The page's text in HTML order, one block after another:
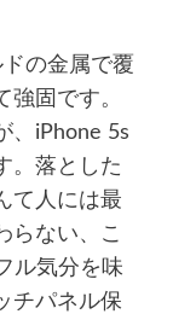
の金属で覆
固です。
、iPhone 5s
。落とした
て人には最
らない、こ
ル気分を味
チパネル保